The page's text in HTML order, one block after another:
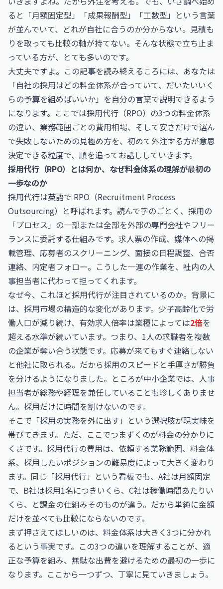
ると「月額固定型」「成果報酬型」「工数型」という言葉
が並んでいて、どれが自社に合うのか分からない。見積も
りを取っても比較の軸が持てない。そんな状態で立ち止ま
っている方が、とても多いのです。
大丈夫ですよ。この記事を読み終えるころには、あなたは
「自社の採用はどの料金体系が合っていて、だいたいいく
らの予算を組めばいいか」を自分の言葉で説明できるよう
になります。ここでは採用代行（RPO）の3つの料金体系
の違い、業務範囲ごとの費用相場、そして安さだけで選ん
で失敗しないための見極め方を、初めて外注する方が意思
決定できる粒度で、順を追ってお話ししていきます。
採用代行（RPO）とは何か、なぜ料金体系の理解が最初の
一歩なのか
採用代行は英語で RPO（Recruitment Process
Outsourcing）と呼ばれます。読んで字のごとく、採用の
「プロセス」の一部または全部を外部の専門会社やフリー
ランスに委託する仕組みです。求人票の作成、媒体への掲
載管理、応募者のスクリーニング、面接の日程調整、合否
連絡、内定者フォロー。こうした一連の作業を、社内の人
事担当者に代わって担ってくれます。
なぜ今、これほど採用代行が注目されているのか。背景に
は、採用市場の構造的な変化があります。少子高齢化で労
働人口が減り続け、有効求人倍率は業種によっては2倍を
超える水準が続いています。つまり、1人の求職者を複数
の企業が奪い合う状態です。応募が来てもすぐ連絡しない
と他社に取られる。だから採用のスピードと手厚さが勝負
を分けるようになりました。ところが中小企業では、人事
担当者が総務や経理を兼任していることも珍しくありませ
ん。採用だけに時間を割けないのです。
そこで「採用の実務を外に出す」という選択肢が現実味を
帯びてきます。ただ、ここでつまずくのが料金の分かりに
くさです。採用代行の費用は、依頼する業務範囲、料金体
系、採用したいポジションの難易度によって大きく変わり
ます。同じ「採用代行」という看板でも、A社は月額固定
で、B社は採用1名につきいくら、C社は稼働時間あたりい
くら、と課金の仕組みそのものが違う。だから単純に金額
だけを並べても比較にならないのです。
まず押さえてほしいのは、料金体系は大きく3つに分かれ
るという事実です。この3つの違いを理解することが、適
正な予算を組み、無駄な出費を避けるための最初の一歩に
なります。ここから一つずつ、丁寧に見ていきましょう。